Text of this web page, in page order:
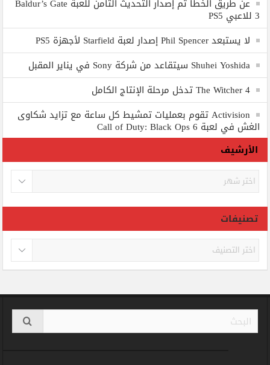
عن طريق الخطأ تم إصدار التحديث الثامن للعبة Baldur’s Gate
3 للاعبي PS5
لا يستبعد Phil Spencer إصدار لعبة Starfield لأجهزة PS5
Shuhei Yoshida سيتقاعد من شركة Sony في يناير المقبل
The Witcher 4 تدخل مرحلة الإنتاج الكامل
Activision تقوم بعمليات تمشيط كل ساعة مع تزايد شكاوى
الغش في لعبة Call of Duty: Black Ops 6
الأرشيف
الأرشيف
تصنيفات
تصنيفات